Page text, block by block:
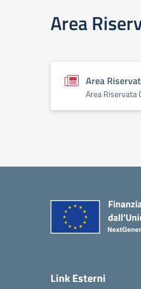
Area
Area
Area Riservata
Link Esterni